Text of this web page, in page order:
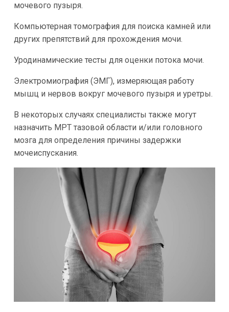
мочевого пузыря.
Компьютерная томография для поиска камней или
других препятствий для прохождения мочи.
Уродинамические тесты для оценки потока мочи.
Электромиография (ЭМГ), измеряющая работу
мышц и нервов вокруг мочевого пузыря и уретры.
В некоторых случаях специалисты также могут
назначить МРТ тазовой области и/или головного
мозга для определения причины задержки
мочеиспускания.